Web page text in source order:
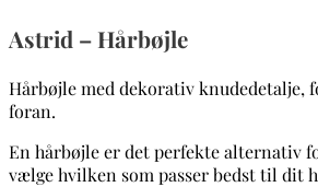
Astrid – Hårbøjle
Hårbøjle med dekorativ knudedetalje,
foran.
En hårbøjle er det perfekte alternativ
vælge hvilken som passer bedst til dit